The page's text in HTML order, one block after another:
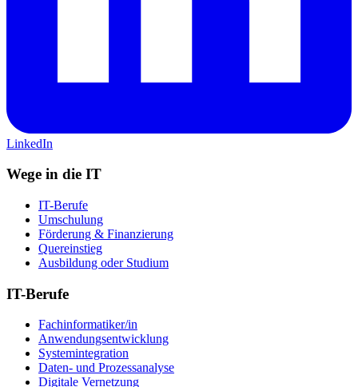
LinkedIn
Wege in die IT
IT-Berufe
Umschulung
Förderung & Finanzierung
Quereinstieg
Ausbildung oder Studium
IT-Berufe
Fachinformatiker/in
Anwendungsentwicklung
Systemintegration
Daten- und Prozessanalyse
Digitale Vernetzung